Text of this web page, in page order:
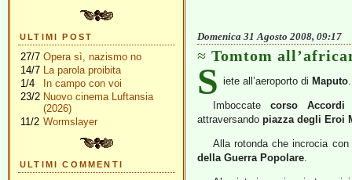
ULTIMI POST
27/7 Opera sì, nazismo no
14/7 La parola proibita
1/4
In campo con voi
23/2 Nuovo cinema Luftansia
(2026)
11/2 Wormslayer
ULTIMI COMMENTI
Domenica 31 Agosto 2008, 09:17
Tomtom
S iete all’aeroporto di Maputo.
Imboccate corso Accordi
attraversando piazza degli Eroi
Alla rotonda che incrocia
della Guerra Popolare.